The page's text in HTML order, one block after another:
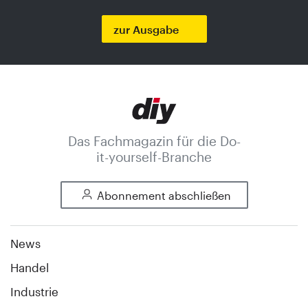
zur Ausgabe
Das Fachmagazin für die Do-
it-yourself-Branche
Abonnement abschließen
News
Handel
Industrie